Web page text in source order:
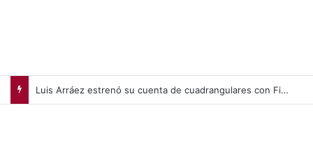
Luis Arráez estrenó su cuenta de cuadrangulares con Filis de Filadelfia (+Video)